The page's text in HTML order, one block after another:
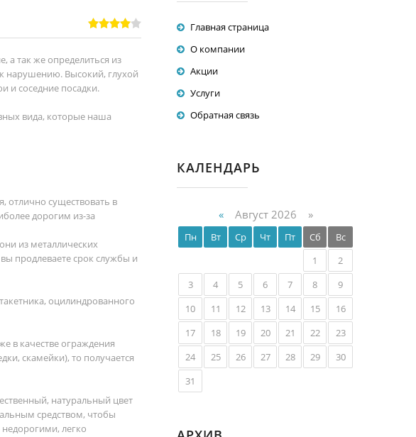
а так же определиться из
нарушению. Высокий, глухой
и соседние посадки.
вида, которые наша
отлично существовать в
дорогим из-за
из металлических
продлеваете срок службы и
оцилиндрованного
в качестве ограждения
скамейки), то получается
натуральный цвет
средством, чтобы
легко
Главная страница
О компании
Акции
Услуги
Обратная связь
КАЛЕНДАРЬ
«Август 2026 »
Пн Вт Ср Чт Пт Сб
Вс
1
2
3
4 5 6 7 8
9
10
11 12 13 14 15
16
17
18 19 20 21 22
23
24
25 26 27 28 29
30
31